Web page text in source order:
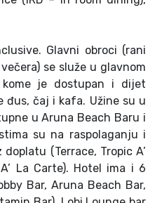
Glavni obroci (rani
se služe u glavnom
kome je dostupan i dijet
đus, čaj i kafa. Užine su u
u Aruna Beach Baru i
su na raspolaganju i
(Terrace, Tropic A’
La Carte). Hotel ima i 6
Bar, Aruna Beach Bar,